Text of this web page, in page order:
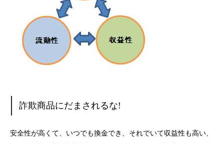
詐欺商品にだまされるな!
安全性が高くて、いつでも換金でき、それでいて収益性も高い、